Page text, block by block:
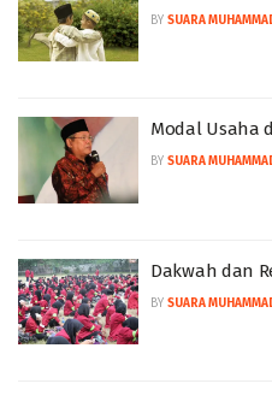
BY SUARA
Modal Usaha
BY SUARA
Dakwah dan
BY SUARA